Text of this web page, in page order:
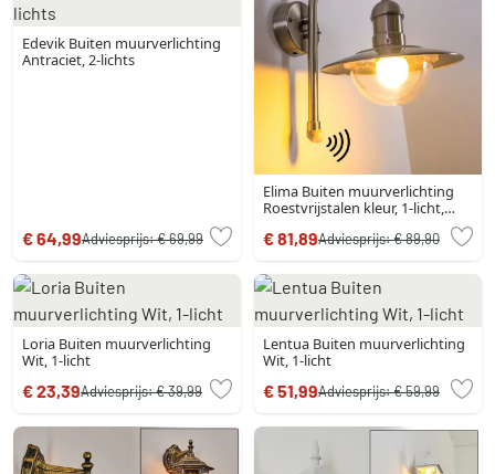
Edevik Buiten muurverlichting
Antraciet, 2-lichts
€ 64,99Adviesprijs:€ 69,99
Elima Buiten muurverlichting
Roestvrijstalen kleur, 1-licht,
€ 81,89Adviesprijs:€ 89,90
Loria Buiten muurverlichting
Wit, 1-licht
€ 23,39Adviesprijs:€ 39,99
Lentua Buiten muurverlichting
Wit, 1-licht
€ 51,99Adviesprijs:€ 59,99